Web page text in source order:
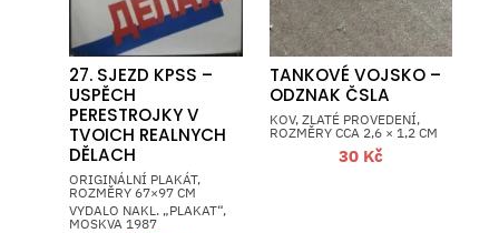
27. SJEZD KPSS –
USPĚCH
PERESTROJKY V
TVOICH REALNYCH
DĚLACH
ORIGINÁLNÍ PLAKÁT,
ROZMĚRY 67×97 CM
VYDALO NAKL. „PLAKAT“,
MOSKVA 1987
TANKOVÉ VOJSKO –
ODZNAK ČSLA
KOV, ZLATÉ PROVEDENÍ,
ROZMĚRY CCA 2,6 × 1,2 CM
30 Kč